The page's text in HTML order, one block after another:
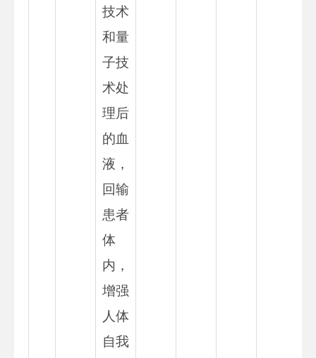
技术
和量
子技
术处
理后
的血
液，
回输
患者
体
内，
增强
人体
自我